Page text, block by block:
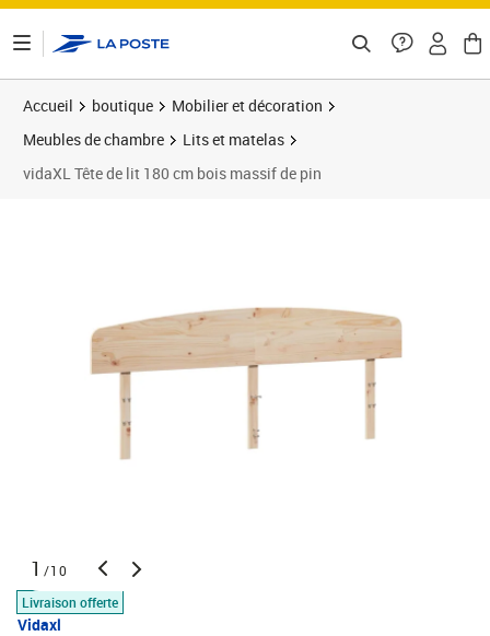
Accueil boutique
Mobilier et décoration
Meubles de chambre
Lits et matelas
vidaXL Tête de lit 180 cm bois massif de pin
1 /10
Livraison offerte
Vidaxl